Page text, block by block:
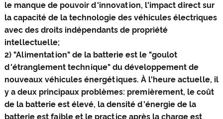
le manque de pouvoir d'innovation, l'impact direct sur
la capacité de la technologie des véhicules électriques
avec des droits indépendants de propriété
intellectuelle;
2) "Alimentation" de la batterie est le "goulot
d'étranglement technique" du développement de
nouveaux véhicules énergétiques. À l'heure actuelle, il
y a deux principaux problèmes: premièrement, le coût
de la batterie est élevé, la densité d'énergie de la
batterie est faible et le practice après la charge est